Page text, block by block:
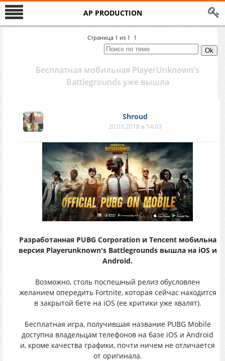
AP PRODUCTION
Страница 1 из 1 1
Бесплатная мобильная PlayerUnknown's
Battlegrounds уже вышла
Shroud
20.03.2018 в 14:03
Разработанная PUBG Corporation и Tencent мобильна
версия Playerunknown's Battlegrounds вышла на iOS и
Android.
Возможно, столь поспешный релиз обусловлен
желанием опередить Fortnite, которая сейчас находится
в закрытой бете на iOS (ее критики уже хвалят).
Бесплатная игра, получившая название PUBG Mobile
доступна владельцам телефонов на базе iOS и Android
и, кроме качества графики, почти ничем не отличается
от оригинала.